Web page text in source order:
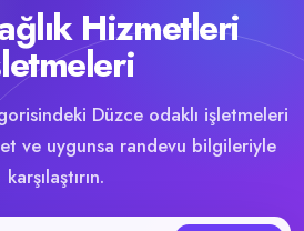
Hizmetleri
Düzce odaklı işletmeleri
ve uygunsa randevu bilgileriyle
karşılaştırın.